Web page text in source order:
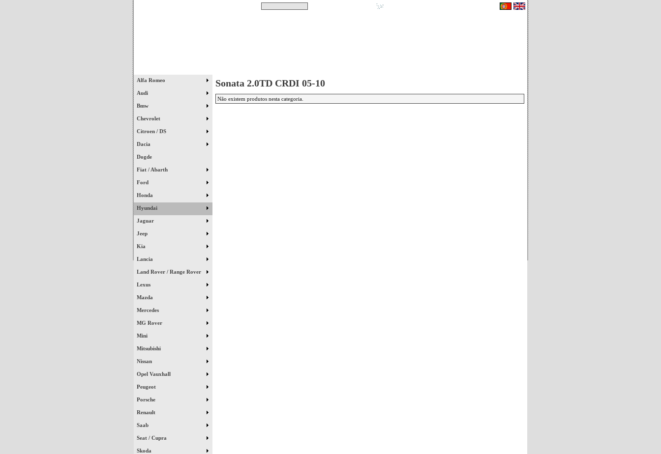
Alfa Romeo
Audi
Bmw
Chevrolet
Citroen / DS
Dacia
Dogde
Fiat / Abarth
Ford
Honda
Hyundai
Jaguar
Jeep
Kia
Lancia
Land Rover / Range Rover
Lexus
Mazda
Mercedes
MG Rover
Mini
Mitsubishi
Nissan
Opel Vauxhall
Peugeot
Porsche
Renault
Saab
Seat / Cupra
Skoda
Sonata 2.0TD CRDI 05-10
Não existem produtos nesta categoria.